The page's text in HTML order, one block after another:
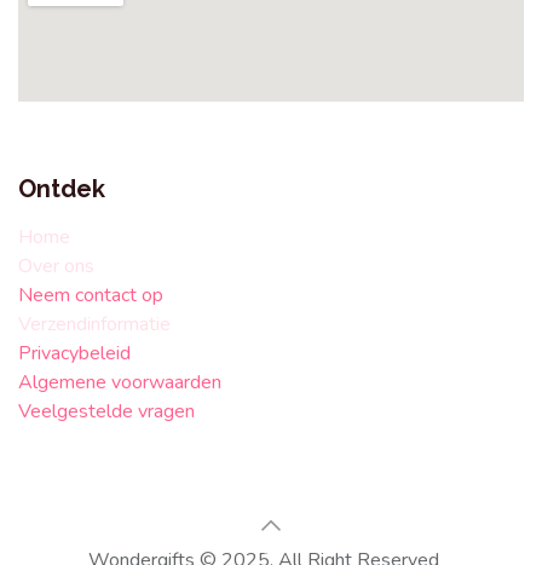
Ontdek
Home
Over ons
Neem contact op
Verzendinformatie
Privacybeleid
Algemene voorwaarden
Veelgestelde vragen